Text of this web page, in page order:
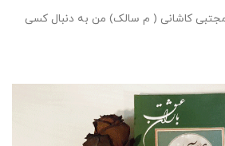
کاشانی ( م سالک) من به دنبال كسی